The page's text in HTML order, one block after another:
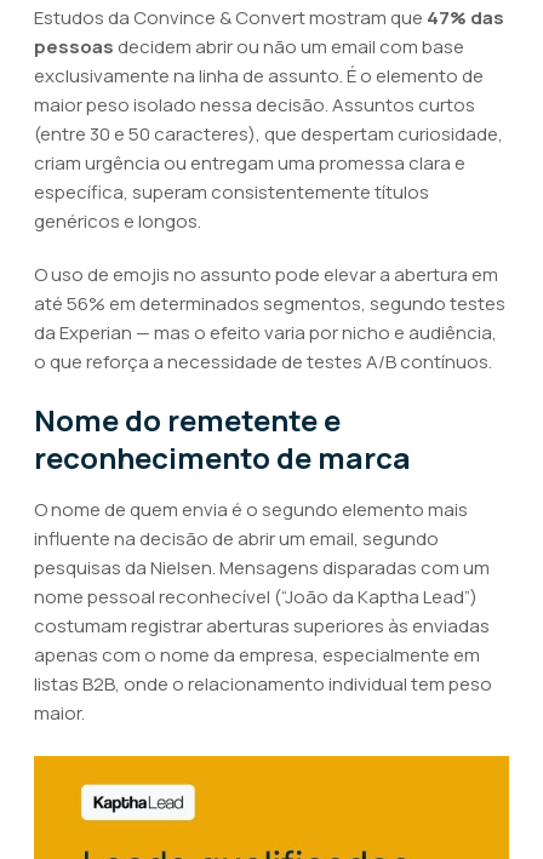
Estudos da Convince & Convert mostram que 47% das
pessoas decidem abrir ou não um email com base
exclusivamente na linha de assunto. É o elemento de
maior peso isolado nessa decisão. Assuntos curtos
(entre 30 e 50 caracteres), que despertam curiosidade,
criam urgência ou entregam uma promessa clara e
específica, superam consistentemente títulos
genéricos e longos.
O uso de emojis no assunto pode elevar a abertura em
até 56% em determinados segmentos, segundo testes
da Experian — mas o efeito varia por nicho e audiência,
o que reforça a necessidade de testes A/B contínuos.
Nome do remetente e
reconhecimento de marca
O nome de quem envia é o segundo elemento mais
influente na decisão de abrir um email, segundo
pesquisas da Nielsen. Mensagens disparadas com um
nome pessoal reconhecível (“João da Kaptha Lead”)
costumam registrar aberturas superiores às enviadas
apenas com o nome da empresa, especialmente em
listas B2B, onde o relacionamento individual tem peso
maior.